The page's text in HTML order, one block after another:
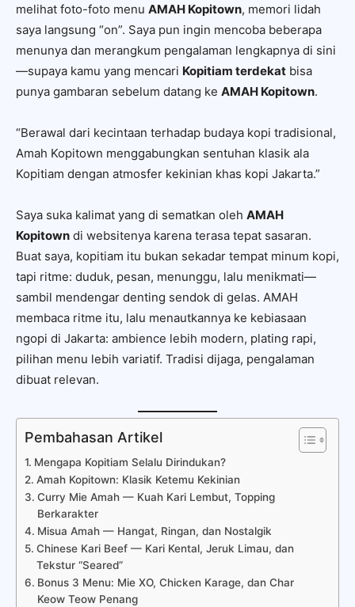
melihat foto-foto menu AMAH Kopitown, memori lidah
saya langsung “on”. Saya pun ingin mencoba beberapa
menunya dan merangkum pengalaman lengkapnya di sini
—supaya kamu yang mencari Kopitiam terdekat bisa
punya gambaran sebelum datang ke AMAH Kopitown.
“Berawal dari kecintaan terhadap budaya kopi tradisional,
Amah Kopitown menggabungkan sentuhan klasik ala
Kopitiam dengan atmosfer kekinian khas kopi Jakarta.”
Saya suka kalimat yang di sematkan oleh AMAH
Kopitown di websitenya karena terasa tepat sasaran.
Buat saya, kopitiam itu bukan sekadar tempat minum kopi,
tapi ritme: duduk, pesan, menunggu, lalu menikmati—
sambil mendengar denting sendok di gelas. AMAH
membaca ritme itu, lalu menautkannya ke kebiasaan
ngopi di Jakarta: ambience lebih modern, plating rapi,
pilihan menu lebih variatif. Tradisi dijaga, pengalaman
dibuat relevan.
Pembahasan Artikel
Mengapa Kopitiam Selalu Dirindukan?
Amah Kopitown: Klasik Ketemu Kekinian
Curry Mie Amah — Kuah Kari Lembut, Topping
Berkarakter
Misua Amah — Hangat, Ringan, dan Nostalgik
Chinese Kari Beef — Kari Kental, Jeruk Limau, dan
Tekstur “Seared”
Bonus 3 Menu: Mie XO, Chicken Karage, dan Char
Keow Teow Penang